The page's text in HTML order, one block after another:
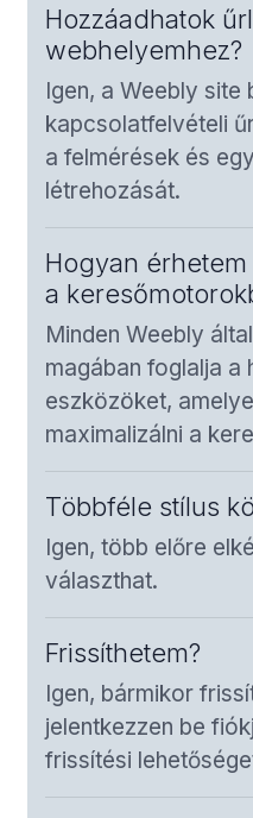
Hozzáadhatok
webhelyemhez?
Igen, a Weebly site
kapcsolatfelvételi
a felmérések és
létrehozását.
Hogyan
a
Minden Weebly
magában foglalja a
eszközöket,
maximalizálni a
Többféle stílus
Igen, több előre
választhat.
Frissíthetem?
Igen, bármikor
jelentkezzen be
frissítési